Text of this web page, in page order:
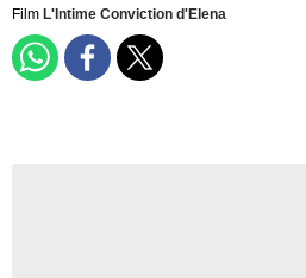
Film L'Intime Conviction d'Elena